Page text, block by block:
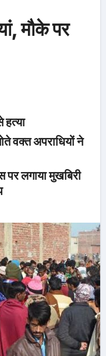
मौके पर
वक्त अपराधियों ने
पर लगाया मुखबिरी